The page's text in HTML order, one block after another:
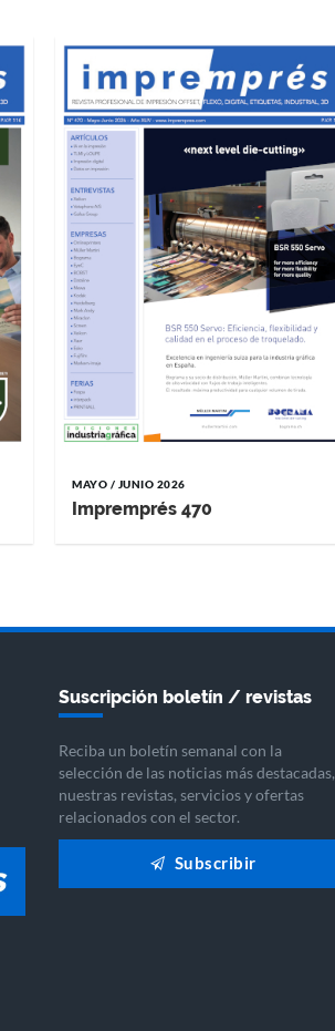
MAYO / JUNIO 2026
Impremprés 470
Suscripción boletín / revistas
Reciba un boletín semanal con la
selección de las noticias más destacadas,
nuestras revistas, servicios y ofertas
relacionados con el sector.
Subscribir